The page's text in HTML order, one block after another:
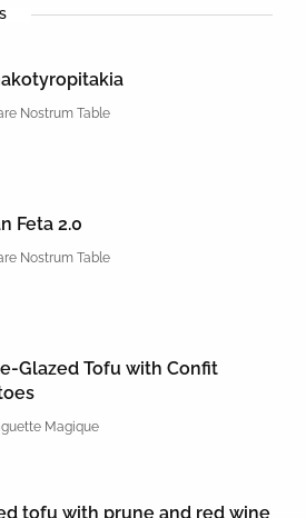
Nostrum Table
Feta 2.0
Nostrum Table
Glazed Tofu with Confit
Magique
tofu with prune and red wine